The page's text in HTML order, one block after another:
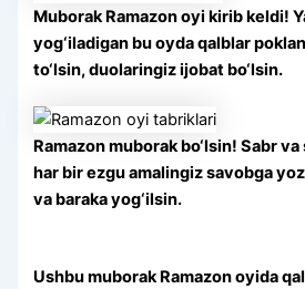
Muborak Ramazon oyi kirib keldi!
yog‘iladigan bu oyda qalblar
to‘lsin, duolaringiz ijobat bo‘lsin.
Ramazon muborak bo‘lsin! Sabr
har bir ezgu amalingiz savobga
va baraka yog‘ilsin.
Ushbu muborak Ramazon oyida